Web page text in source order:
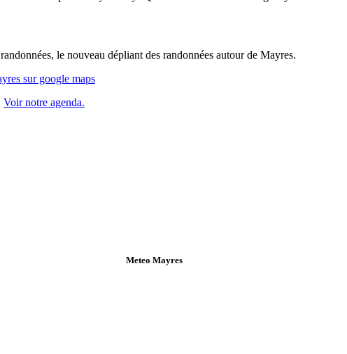
le nouveau dépliant des randonnées autour de Mayres.
sur google maps
Voir notre agenda.
Meteo Mayres